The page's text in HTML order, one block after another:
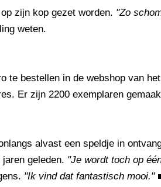
zijn kop gezet worden. "Zo
weten.
te bestellen in de webshop van
Er zijn 2200 exemplaren
alvast een speldje in
geleden. "Je wordt toch op
"Ik vind dat fantastisch mooi."